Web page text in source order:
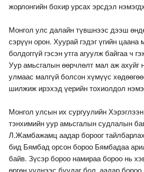
жорлонгийн бохир урсах эрсдэл
Монгол улс далайн түвшнээс дээш
сэрүүн орон. Хуурай гэдэг үгийн цаана
болдоггүй гэсэн утга агуулж байгаа ч
Уур амьсгалын өөрчлөлт мал аж ахуйг
улмаас малгүй болсон хүмүүс
шилжиж ирэхэд үерийн тохиолдол
Монгол улсын их сургуулийн
тэнхимийн уур амьсгалын судлалын
Л.Жамбажамц аадар бороог
бид Бямбад орсон бороо Бямбадаа
байв. Зүсэр бороо намираа бороо нь
өргөн үүлнээс буудаг бол, аадар